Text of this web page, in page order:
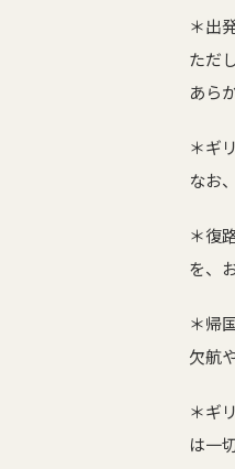
＊出
ただ
あら
＊ギ
なお
＊復
を、
＊帰
欠航
＊ギ
は一